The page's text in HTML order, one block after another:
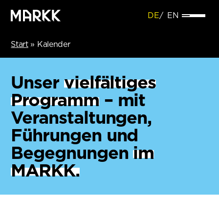
DE EN
Start» Kalender
Unser vielfältiges
Programm– mit
Veranstaltungen,
Führungen und
Begegnungenim
MARKK.